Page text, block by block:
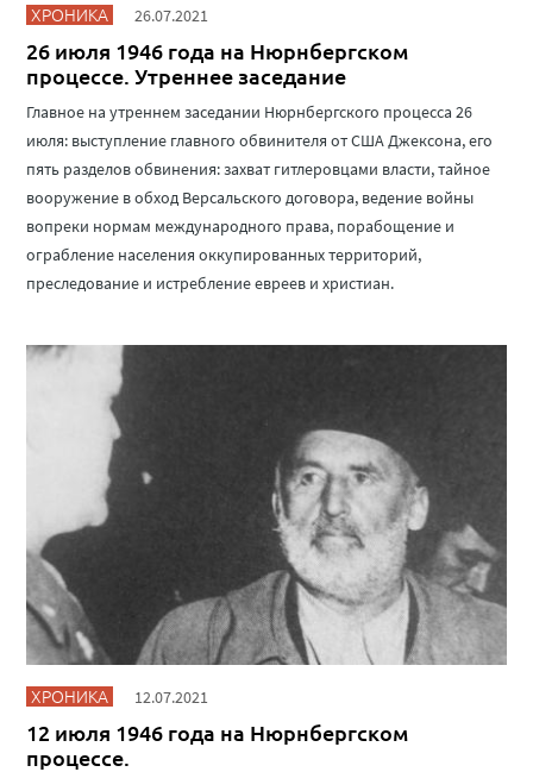
ХРОНИКА 26.07.2021
26 июля 1946 года на Нюрнбергском
процессе. Утреннее заседание
Главное на утреннем заседании Нюрнбергского процесса 26
июля: выступление главного обвинителя от США Джексона, его
пять разделов обвинения: захват гитлеровцами власти, тайное
вооружение в обход Версальского договора, ведение войны
вопреки нормам международного права, порабощение и
ограбление населения оккупированных территорий,
преследование и истребление евреев и христиан.
ХРОНИКА 12.07.2021
12 июля 1946 года на Нюрнбергском
процессе.